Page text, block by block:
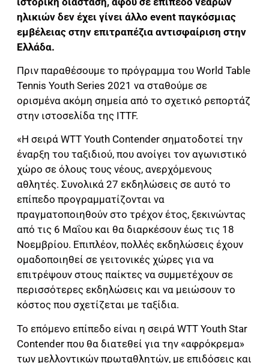
ηλικιών δεν έχει γίνει άλλο event παγκόσμιας
εμβέλειας στην επιτραπέζια αντισφαίριση στην
Ελλάδα.
Πριν παραθέσουμε το πρόγραμμα του World Table
Tennis Youth Series 2021 να σταθούμε σε
ορισμένα ακόμη σημεία από το σχετικό ρεπορτάζ
στην ιστοσελίδα της ITTF.
«Η σειρά WTT Youth Contender σηματοδοτεί την
έναρξη του ταξιδιού, που ανοίγει τον αγωνιστικό
χώρο σε όλους τους νέους, ανερχόμενους
αθλητές. Συνολικά 27 εκδηλώσεις σε αυτό το
επίπεδο προγραμματίζονται να
πραγματοποιηθούν στο τρέχον έτος, ξεκινώντας
από τις 6 Μαΐου και θα διαρκέσουν έως τις 18
Νοεμβρίου. Επιπλέον, πολλές εκδηλώσεις έχουν
ομαδοποιηθεί σε γειτονικές χώρες για να
επιτρέψουν στους παίκτες να συμμετέχουν σε
περισσότερες εκδηλώσεις και να μειώσουν το
κόστος που σχετίζεται με ταξίδια.
Το επόμενο επίπεδο είναι η σειρά WTT Youth Star
Contender που θα διατεθεί για την «αφρόκρεμα»
των μελλοντικών πρωταθλητών, με επιδόσεις και